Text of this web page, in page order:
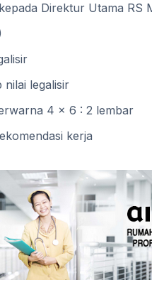
Direktur Utama RS
legalisir
4 x 6 : 2 lembar
kerja